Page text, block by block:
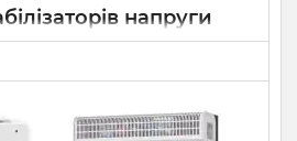
напруги
ніж просто